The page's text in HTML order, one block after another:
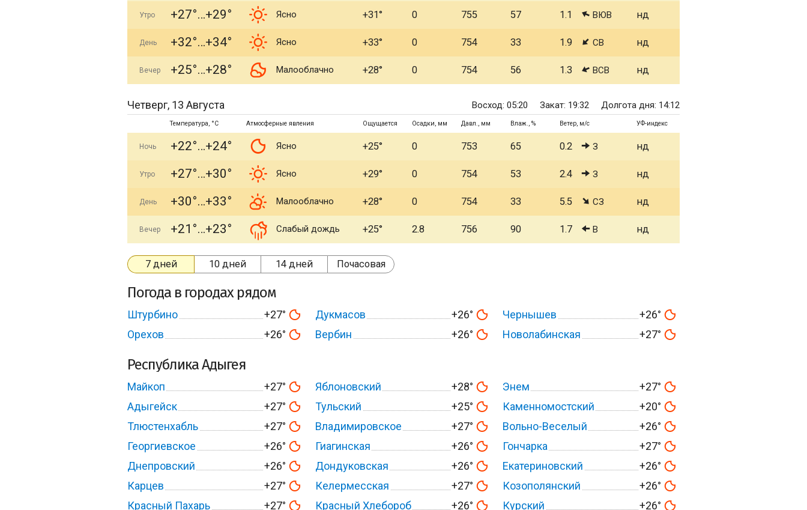
Утро +27° +29° Ясно +31° 0 755 57 1.1 ВЮВ нд
День +32° +34° Ясно +33° 0 754 33 1.9 СВ нд
Вечер +25° +28° Малооблачно +28° 0 754 56 1.3 ВСВ нд
Четверг, 13 Августа Восход: 05:20 Закат: 19:32 Долгота дня: 14:12
Температура, °C Атмосферные явления Ощущается Осадки, мм Давл., мм Влаж., % Ветер, м/с УФ-индекс
Ночь +22° +24° Ясно +25° 0 753 65 0.2 З нд
Утро +27° +30° Ясно +29° 0 754 53 2.4 З нд
День +30° +33° Малооблачно +28° 0 754 33 5.5 СЗ нд
Вечер +21° +23° Слабый дождь +25° 2.8 756 90 1.7 В нд
7 дней 10 дней 14 дней Почасовая
Погода в городах рядом
Штурбино +27° Дукмасов +26° Чернышев
+26°
Орехов
+26° Вербин +26° Новолабинская +27°
Республика Адыгея
Майкоп +27° Яблоновский +28° Энем
+27°
Адыгейск
+27° Тульский +25° Каменномостский
+20°
Тлюстенхабль
+27° Владимировское +27° Вольно-Веселый
+26°
Георгиевское
+26° Гиагинская +26° Гончарка
+27°
Днепровский
+26° Дондуковская +26° Екатериновский
+26°
Карцев
+27° Келермесская +27° Козополянский
+26°
Красный Пахарь
+27° Красный Хлебороб +26° Курский +26°